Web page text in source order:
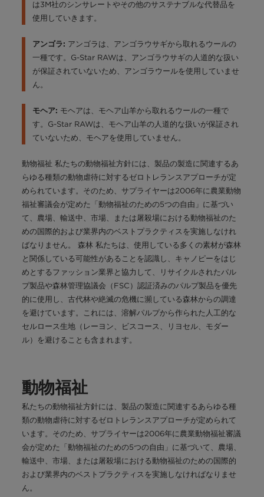
は3M社のシンサレートやその他のサステナブルな代替品を
使用していきます。
アンゴラ: アンゴラは、アンゴラウサギから取れるウールの
一種です。G-Star RAWは、アンゴラウサギの人道的な扱い
が保証されていないため、アンゴラウールを使用していませ
ん。
モヘア: モヘアは、モヘア山羊から取れるウールの一種で
す。G-Star RAWは、モヘア山羊の人道的な扱いが保証され
ていないため、モヘアを使用していません。
動物福祉 私たちの動物福祉方針には、製品の製造に関連するあ
らゆる種類の動物虐待に対するゼロトレランスアプローチが定
められています。そのため、サプライヤーは2006年に農業動物
福祉審議会が定めた「動物福祉のための5つの自由」に基づい
て、農場、輸送中、市場、または屠殺場における動物福祉のた
めの国際的および業界内のベストプラクティスを実施しなけれ
ばなりません。 森林 私たちは、使用している多くの素材が森林
と関係している可能性があることを認識し、キャノピーをはじ
めとするファッション業界と協力して、リサイクルされたパル
プ製品や森林管理協議会（FSC）認証済みのパルプ製品を優先
的に使用し、古代林や絶滅の危機に瀕している森林からの調達
を避けています。これには、溶解パルプから作られた人工的な
セルロース生地（レーヨン、ビスコース、リヨセル、モダー
ル）を避けることも含まれます。
動物福祉
私たちの動物福祉方針には、製品の製造に関連するあらゆる種
類の動物虐待に対するゼロトレランスアプローチが定められて
います。そのため、サプライヤーは2006年に農業動物福祉審議
会が定めた「動物福祉のための5つの自由」に基づいて、農場、
輸送中、市場、または屠殺場における動物福祉のための国際的
および業界内のベストプラクティスを実施しなければなりませ
ん。